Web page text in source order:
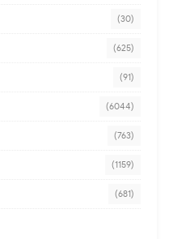
(30)
(625)
(91)
(6044)
(763)
(1159)
(681)